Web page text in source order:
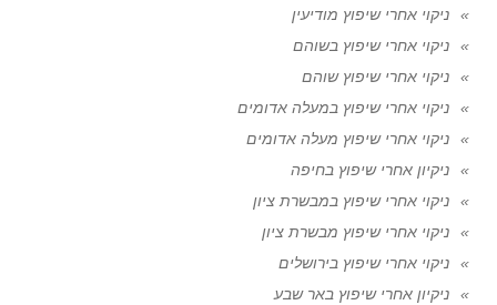
ניקוי אחרי שיפוץ מודיעין
ניקוי אחרי שיפוץ בשוהם
ניקוי אחרי שיפוץ שוהם
ניקוי אחרי שיפוץ במעלה אדומים
ניקוי אחרי שיפוץ מעלה אדומים
ניקיון אחרי שיפוץ בחיפה
ניקוי אחרי שיפוץ במבשרת ציון
ניקוי אחרי שיפוץ מבשרת ציון
ניקוי אחרי שיפוץ בירושלים
ניקיון אחרי שיפוץ באר שבע